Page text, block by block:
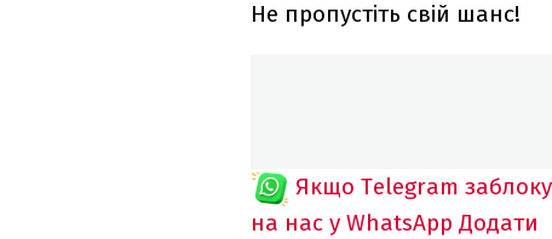
Не пропустіть свій шанс!
Якщо Telegram
на нас у WhatsApp Додати